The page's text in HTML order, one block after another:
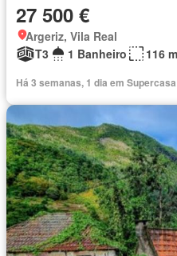
27 500 €
Argeriz, Vila Real
T3
1 Banheiro 116
Há 3 semanas, 1 dia em